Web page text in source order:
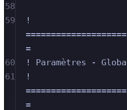
58
59
!
=
60
! Paramètres -
61
!
=